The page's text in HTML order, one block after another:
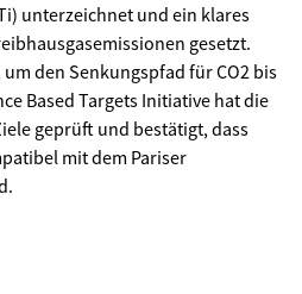
unterzeichnet und ein klares
gesetzt.
den Senkungspfad für CO2 bis
Based Targets Initiative hat die
geprüft und bestätigt, dass
mit dem Pariser